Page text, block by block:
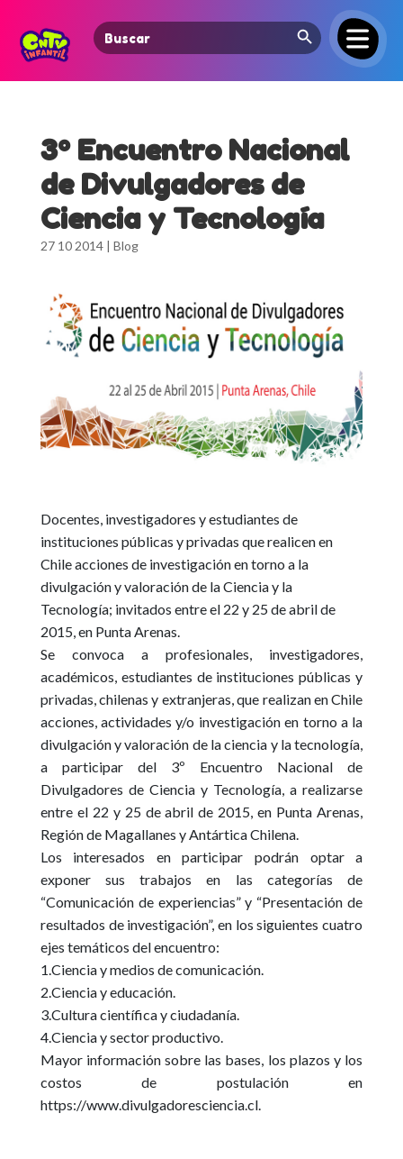
Search
for:
Search Button
3º Encuentro Nacional
de Divulgadores de
Ciencia y Tecnología
27 10 2014| Blog
Docentes, investigadores y estudiantes de
instituciones públicas y privadas que realicen en
Chile acciones de investigación en torno a la
divulgación y valoración de la Ciencia y la
Tecnología; invitados entre el 22 y 25 de abril de
2015, en Punta Arenas.
Se convoca a profesionales, investigadores,
académicos, estudiantes de instituciones públicas y
privadas, chilenas y extranjeras, que realizan en Chile
acciones, actividades y/o investigación en torno a la
divulgación y valoración de la ciencia y la tecnología,
a participar del 3º Encuentro Nacional de
Divulgadores de Ciencia y Tecnología, a realizarse
entre el 22 y 25 de abril de 2015, en Punta Arenas,
Región de Magallanes y Antártica Chilena.
Los interesados en participar podrán optar a
exponer sus trabajos en las categorías de
“Comunicación de experiencias”y “Presentación de
resultados de investigación”, en los siguientes cuatro
ejes temáticos del encuentro:
1.Ciencia y medios de comunicación.
2.Ciencia y educación.
3.Cultura científica y ciudadanía.
4.Ciencia y sector productivo.
Mayor información sobre las bases, los plazos y los
costos de postulación en
https://www.divulgadoresciencia.cl.